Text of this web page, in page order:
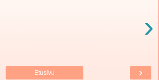
›
›
Etusivu